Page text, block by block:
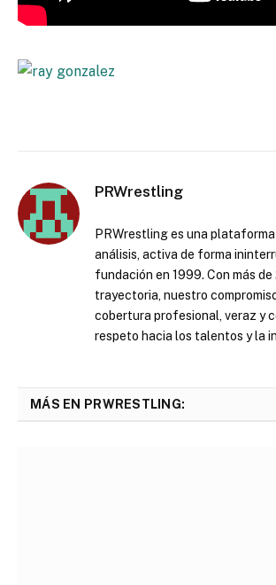
PRWrestling
PRWrestling es una
análisis, activa de forma
fundación en 1999. Con más de
trayectoria, nuestro
cobertura profesional, veraz y
respeto hacia los talentos y la
MÁS EN PRWRESTLING: